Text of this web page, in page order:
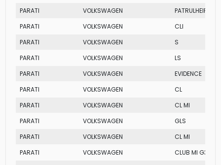
PARATI
VOLKSWAGEN
PATRULHEIRO
PARATI
VOLKSWAGEN
CLI
PARATI
VOLKSWAGEN
S
PARATI
VOLKSWAGEN
LS
PARATI
VOLKSWAGEN
EVIDENCE
PARATI
VOLKSWAGEN
CL
PARATI
VOLKSWAGEN
CL MI
PARATI
VOLKSWAGEN
GLS
PARATI
VOLKSWAGEN
CL MI
PARATI
VOLKSWAGEN
CLUB MI G3